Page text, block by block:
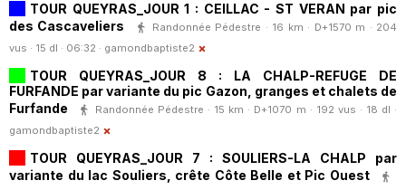
TOUR QUEYRAS_JOUR 1 : CEILLAC - ST VERAN par pic
des Cascaveliers
Randonnée Pédestre · 16 km · D+1570 m · 204
vus · 15 dl · 06:32 · gamondbaptiste2
TOUR QUEYRAS_JOUR 8 : LA CHALP-REFUGE DE
FURFANDE par variante du pic Gazon, granges et chalets de
Furfande
Randonnée Pédestre · 15 km · D+1070 m · 192 vus · 18 dl ·
gamondbaptiste2
TOUR QUEYRAS_JOUR 7 : SOULIERS-LA CHALP par
variante du lac Souliers, crête Côte Belle et Pic Ouest